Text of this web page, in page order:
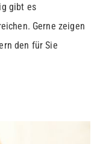
gibt es
Gerne zeigen
den für Sie